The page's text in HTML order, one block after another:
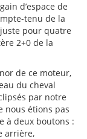
d’espace de
tenu de la
pour quatre
2+0 de la
de ce moteur,
du cheval
par notre
nous étions pas
à deux boutons :
arrière,